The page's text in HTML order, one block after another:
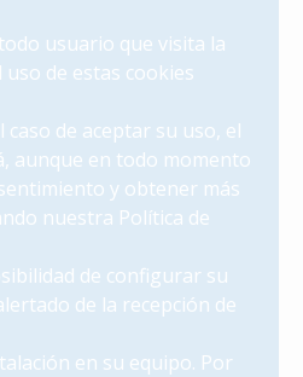
usuario que visita la
de estas cookies
de aceptar su uso, el
aunque en todo momento
y obtener más
nuestra Política de
de configurar su
de la recepción de
en su equipo. Por